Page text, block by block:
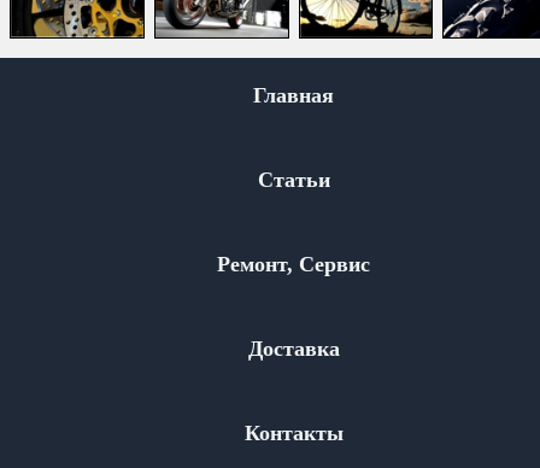
Главная
Статьи
Ремонт, Сервис
Доставка
Контакты